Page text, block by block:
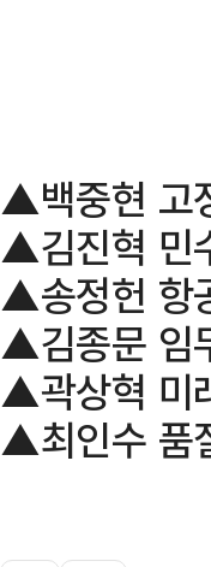
▲백중현 고
▲김진혁 민
▲송정헌 항
▲김종문 임
▲곽상혁 미
▲최인수 품